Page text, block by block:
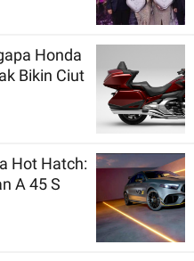
Honda
Bikin Ciut
Hot Hatch:
A 45 S